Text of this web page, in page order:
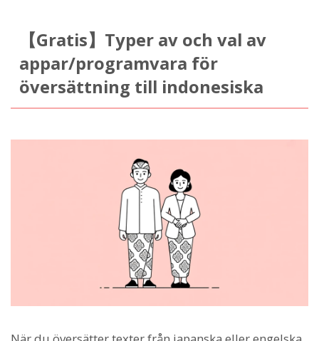
【Gratis】Typer av och val av
appar/programvara för
översättning till indonesiska